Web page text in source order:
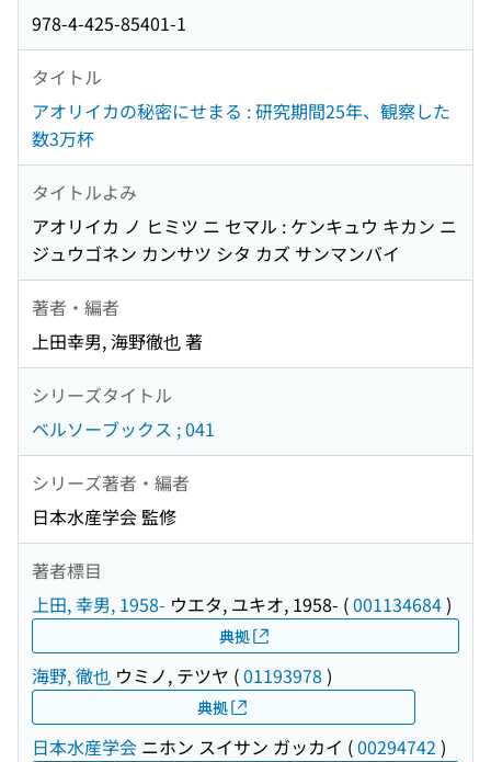
978-4-425-85401-1
タイトル
アオリイカの秘密にせまる : 研究期間25年、観察した
数3万杯
タイトルよみ
アオリイカ ノ ヒミツ ニ セマル : ケンキュウ キカン ニ
ジュウゴネン カンサツ シタ カズ サンマンバイ
著者・編者
上田幸男, 海野徹也 著
シリーズタイトル
ベルソーブックス ; 041
シリーズ著者・編者
日本水産学会 監修
著者標目
上田, 幸男, 1958- ウエタ, ユキオ, 1958- (001134684)
典拠
海野, 徹也 ウミノ, テツヤ (01193978 )
典拠
日本水産学会 ニホン スイサン ガッカイ (00294742 )